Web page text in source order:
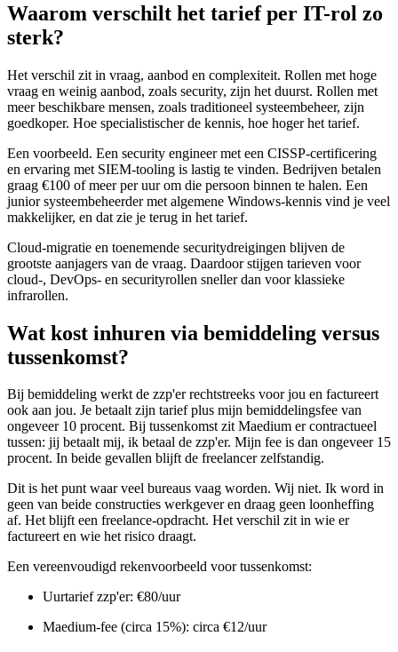
Waarom verschilt het tarief per IT-rol zo
sterk?
Het verschil zit in vraag, aanbod en complexiteit. Rollen met hoge
vraag en weinig aanbod, zoals security, zijn het duurst. Rollen met
meer beschikbare mensen, zoals traditioneel systeembeheer, zijn
goedkoper. Hoe specialistischer de kennis, hoe hoger het tarief.
Een voorbeeld. Een security engineer met een CISSP-certificering
en ervaring met SIEM-tooling is lastig te vinden. Bedrijven betalen
graag €100 of meer per uur om die persoon binnen te halen. Een
junior systeembeheerder met algemene Windows-kennis vind je veel
makkelijker, en dat zie je terug in het tarief.
Cloud-migratie en toenemende securitydreigingen blijven de
grootste aanjagers van de vraag. Daardoor stijgen tarieven voor
cloud-, DevOps- en securityrollen sneller dan voor klassieke
infrarollen.
Wat kost inhuren via bemiddeling versus
tussenkomst?
Bij bemiddeling werkt de zzp'er rechtstreeks voor jou en factureert
ook aan jou. Je betaalt zijn tarief plus mijn bemiddelingsfee van
ongeveer 10 procent. Bij tussenkomst zit Maedium er contractueel
tussen: jij betaalt mij, ik betaal de zzp'er. Mijn fee is dan ongeveer 15
procent. In beide gevallen blijft de freelancer zelfstandig.
Dit is het punt waar veel bureaus vaag worden. Wij niet. Ik word in
geen van beide constructies werkgever en draag geen loonheffing
af. Het blijft een freelance-opdracht. Het verschil zit in wie er
factureert en wie het risico draagt.
Een vereenvoudigd rekenvoorbeeld voor tussenkomst:
Uurtarief zzp'er: €80/uur
Maedium-fee (circa 15%): circa €12/uur